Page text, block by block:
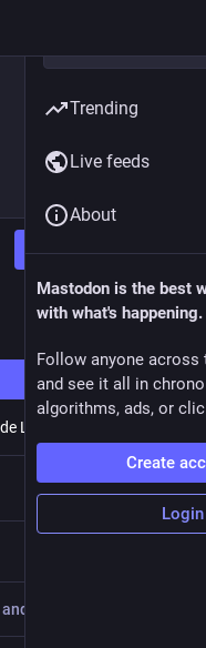
Follow
Los Andes
replies
Trending
Live feeds
About
Mastodon is the best
with what's happening.
Follow anyone across
and see it all in
algorithms, ads, or
Create
Login